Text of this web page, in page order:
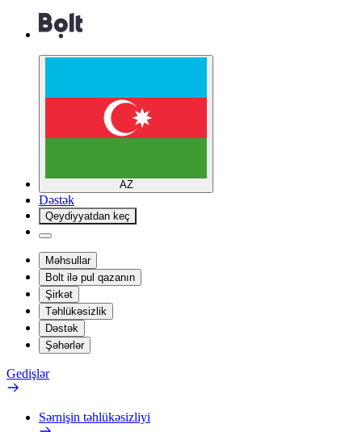
AZ
Dəstək
Qeydiyyatdan keç
Məhsullar
Bolt ilə pul qazanın
Şirkət
Təhlükəsizlik
Dəstək
Şəhərlər
Gedişlər
Sərnişin təhlükəsizliyi